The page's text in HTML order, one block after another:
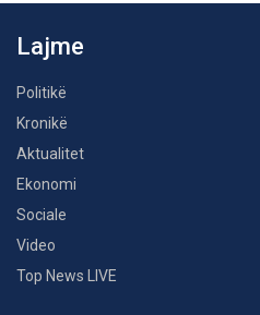
Lajme
Politikë
Kronikë
Aktualitet
Ekonomi
Sociale
Video
Top News LIVE